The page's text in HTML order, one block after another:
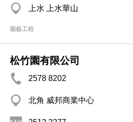
上水 上水華山
園藝工程
松竹園有限公司
2578 8202
北角 威邦商業中心